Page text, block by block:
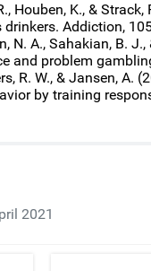
Houben, K., &
Addiction,
N. A., Sahakian, B.
and problem
R. W., & Jansen,
by training
2021